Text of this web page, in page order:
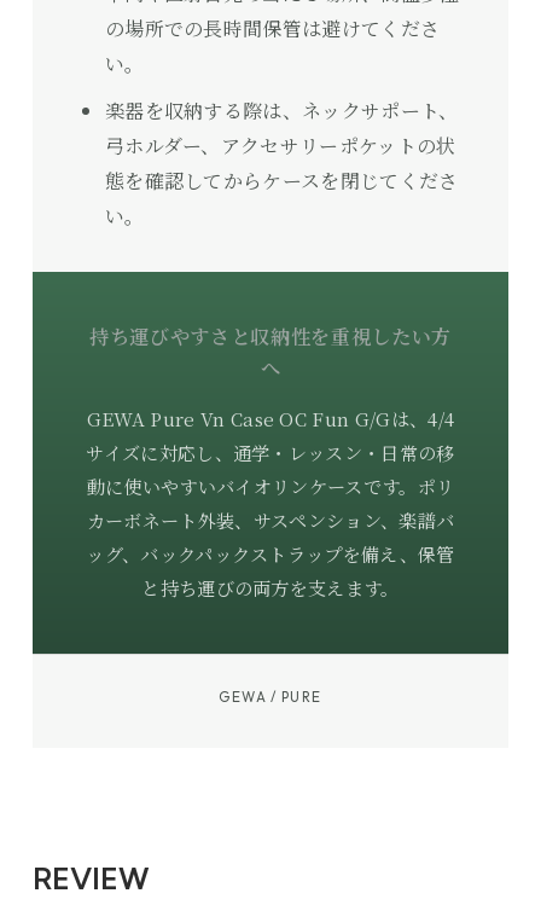
の場所での長時間保管は避けてくださ
い。
楽器を収納する際は、ネックサポート、
弓ホルダー、アクセサリーポケットの状
態を確認してからケースを閉じてくださ
い。
持ち運びやすさと収納性を重視したい方
へ
GEWA Pure Vn Case OC Fun G/Gは、4/4
サイズに対応し、通学・レッスン・日常の移
動に使いやすいバイオリンケースです。ポリ
カーボネート外装、サスペンション、楽譜バ
ッグ、バックパックストラップを備え、保管
と持ち運びの両方を支えます。
GEWA / PURE
REVIEW